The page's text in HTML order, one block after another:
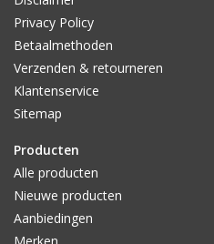
Privacy Policy
Betaalmethoden
Verzenden & retourneren
Klantenservice
Sitemap
Producten
Alle producten
Nieuwe producten
Aanbiedingen